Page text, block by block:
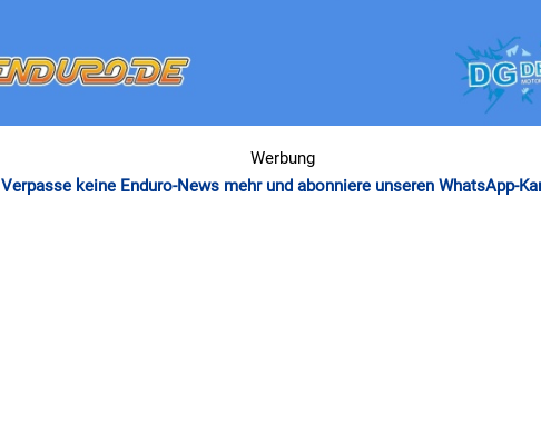
Werbung
Verpasse keine Enduro-News mehr und abonniere unseren WhatsApp-